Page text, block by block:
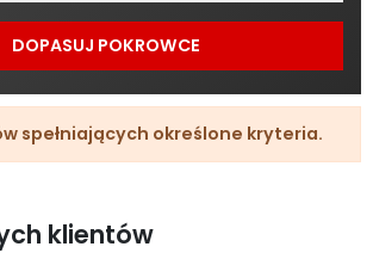
DOPASUJ POKROWCE
spełniających określone kryteria.
klientów